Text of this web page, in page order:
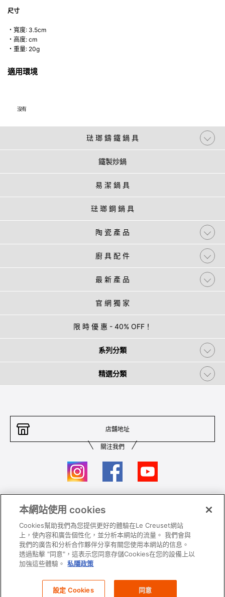
尺寸
・寬度: 3.5cm
・高度: cm
・重量: 20g
適用環境
沒有
琺 瑯 鑄 鐵 鍋 具
鐵製炒鍋
易 潔 鍋 具
琺 瑯 鋼 鍋 具
陶 瓷 產 品
廚 具 配 件
最 新 產 品
官 網 獨 家
限 時 優 惠 - 40% OFF！
系列分類
精選分類
店舖地址
關注我們
聯絡我們
私隱政策 保養及使用
加入我們 Super MEGA SALE 條款及細則​
All images and contents are © Le Creuset Hong Kong. All rights reserved.
本網站使用 cookies
Cookies幫助我們為您提供更好的體驗在Le Creuset網站
上，使內容和廣告個性化，並分析本網站的流量。 我們會與
我們的廣告和分析合作夥伴分享有關您使用本網站的信息。
透過點擊 "同意"，這表示您同意存儲Cookies在您的設備上以
加強這些體驗。 私隱政策
設定 Cookies 同意